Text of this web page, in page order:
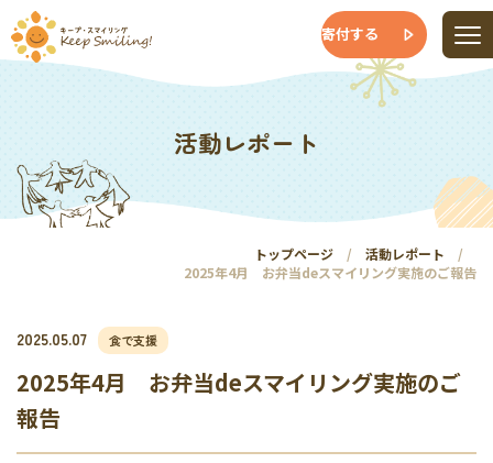
寄付する
活動レポート
トップページ
活動レポート
2025年4月 お弁当deスマイリング実施のご報告
2025.05.07 食で支援
2025年4月 お弁当deスマイリング実施のご
報告